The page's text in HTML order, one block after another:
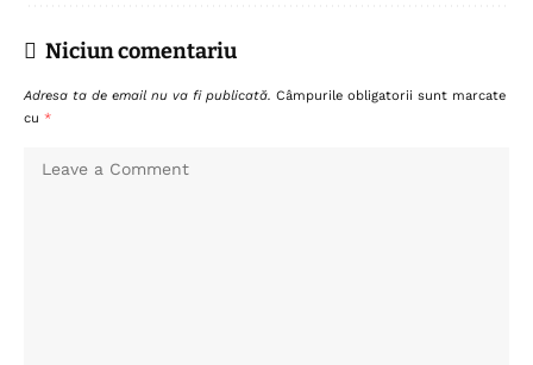
Niciun comentariu
Adresa ta de email nu va fi publicată. Câmpurile obligatorii sunt marcate
cu *